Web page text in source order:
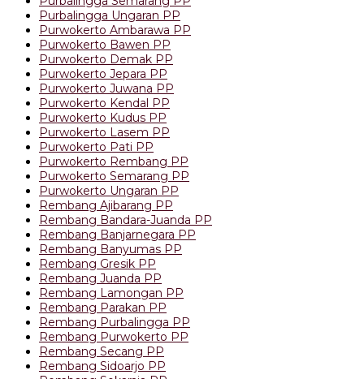
Purbalingga Ungaran PP
Purwokerto Ambarawa PP
Purwokerto Bawen PP
Purwokerto Demak PP
Purwokerto Jepara PP
Purwokerto Juwana PP
Purwokerto Kendal PP
Purwokerto Kudus PP
Purwokerto Lasem PP
Purwokerto Pati PP
Purwokerto Rembang PP
Purwokerto Semarang PP
Purwokerto Ungaran PP
Rembang Ajibarang PP
Rembang Bandara-Juanda PP
Rembang Banjarnegara PP
Rembang Banyumas PP
Rembang Gresik PP
Rembang Juanda PP
Rembang Lamongan PP
Rembang Parakan PP
Rembang Purbalingga PP
Rembang Purwokerto PP
Rembang Secang PP
Rembang Sidoarjo PP